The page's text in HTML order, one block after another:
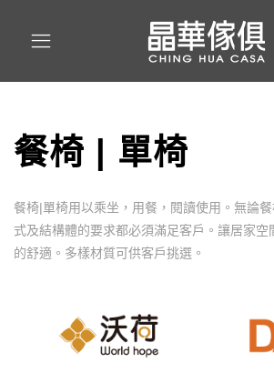
餐椅 | 單椅
餐椅|單椅用以乘坐，用餐，閱讀使用。無論
式及結構體的要求都必須滿足客戶。讓居家空
的舒適。多樣材質可供客戶挑選。